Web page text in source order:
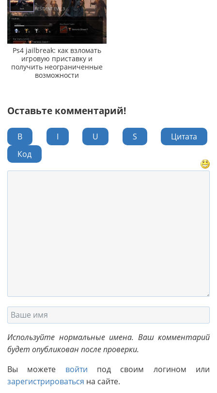
Ps4 jailbreak: как взломать
игровую приставку и
получить неограниченные
возможности
Оставьте комментарий!
B I U S
Цитата
Код
Используйте нормальные имена. Ваш комментарий
будет опубликован после проверки.
Вы можете войти под своим логином или
зарегистрироваться на сайте.